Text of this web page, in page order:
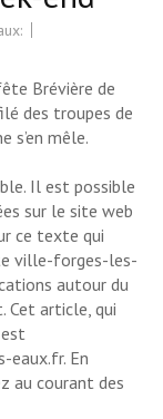
Brévière de
des troupes de
s’en mêle.
Il est possible
sur le site web
ce texte qui
ville-forges-les-
autour du
Cet article, qui
En
au courant des